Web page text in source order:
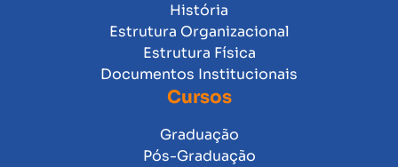
História
Estrutura Organizacional
Estrutura Física
Documentos Institucionais
Cursos
Graduação
Pós-Graduação